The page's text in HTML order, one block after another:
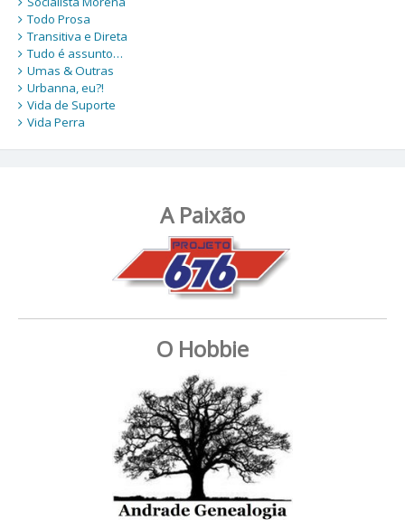
Todo Prosa
Transitiva e Direta
Tudo é assunto…
Umas & Outras
Urbanna, eu?!
Vida de Suporte
Vida Perra
A Paixão
O Hobbie